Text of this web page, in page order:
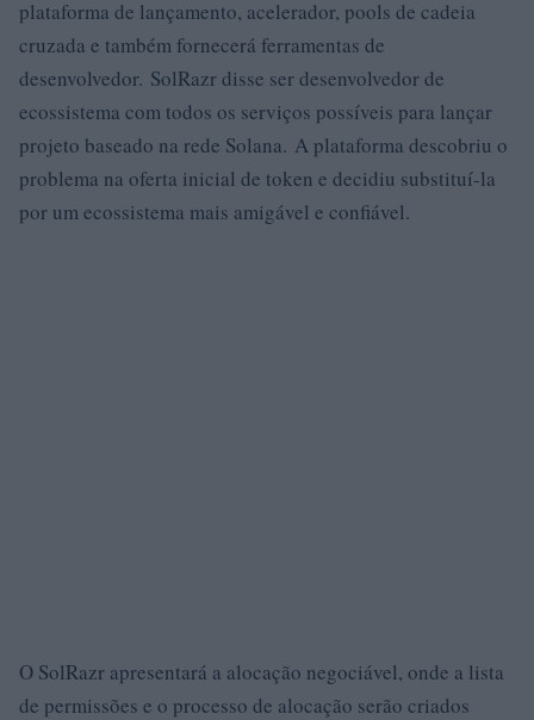
plataforma de lançamento, acelerador, pools de cadeia
cruzada e também fornecerá ferramentas de
desenvolvedor. SolRazr disse ser desenvolvedor de
ecossistema com todos os serviços possíveis para lançar
projeto baseado na rede Solana. A plataforma descobriu o
problema na oferta inicial de token e decidiu substituí-la
por um ecossistema mais amigável e confiável.
O SolRazr apresentará a alocação negociável, onde a lista
de permissões e o processo de alocação serão criados